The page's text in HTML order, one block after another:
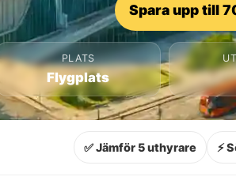
Spara upp till
PLATS
Flygplats
✅ Jämför 5 uthyrare ⚡